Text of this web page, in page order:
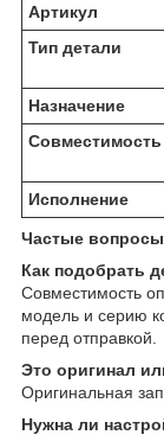
Артикул
Тип детали
Назначение
Совместимость
Исполнение
Частые вопросы
Как подобрать
Совместимость
модель и серию
перед отправкой.
Это оригинал
Оригинальная
Нужна ли